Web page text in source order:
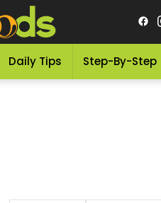
Daily Tips Step-By-Step